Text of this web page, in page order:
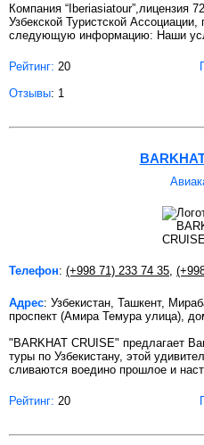
Компания “Iberiasiatour”,лицензия
Узбекской Туристской
следующую информацию: Наши
Рейтинг: 20
Отзывы: 1
Телефон: (+998 71) 233 74 35
Адрес: Узбекистан, Ташкент,
проспект (Амира Темура улица),
"BARKHAT CRUISE" предлагает
туры по Узбекистану, этой
сливаются воедино прошлое и
Рейтинг: 20